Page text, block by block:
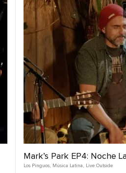
Mark’s Park EP4: Noche
Los Pinguos, Música Latina , Live Outside